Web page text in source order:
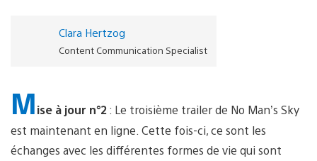
Clara Hertzog
Content Communication Specialist
Mise à jour n°2: Le troisième trailer de No Man’s Sky
est maintenant en ligne. Cette fois-ci, ce sont les
échanges avec les différentes formes de vie qui sont